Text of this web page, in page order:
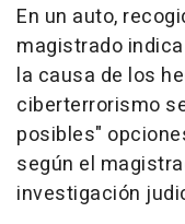
En un auto,
magistrado
la causa de los
ciberterrorismo
posibles"
según el
investigación